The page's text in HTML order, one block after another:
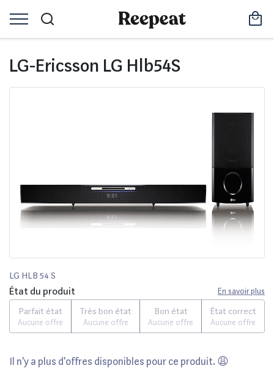
LG-Ericsson LG Hlb54S
LG HLB 54 S
État du produit En savoir plus
Parfait état
Aucune offre
Très bon état
Aucune offre
Bon état
Aucune offre
État correct
Aucune offre
Il n'y a plus d'offres disponibles pour ce produit. 😩